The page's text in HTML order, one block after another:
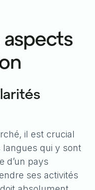
il est crucial
langues qui y sont
d’un pays
ses activités